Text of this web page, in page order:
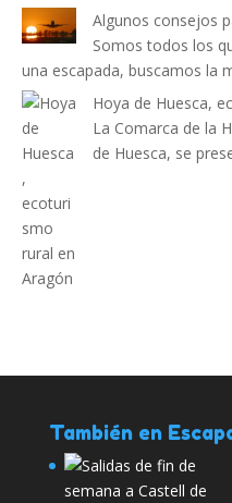
Algunos consejos
Somos todos los
una escapada, buscamos la
Hoya de Huesca,
La Comarca de la
de Huesca, se
También en